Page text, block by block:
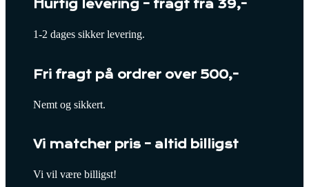
Hurtig levering – fragt fra 39,-
1-2 dages sikker levering.
Fri fragt på ordrer over 500,-
Nemt og sikkert.
Vi matcher pris – altid billigst
Vi vil være billigst!